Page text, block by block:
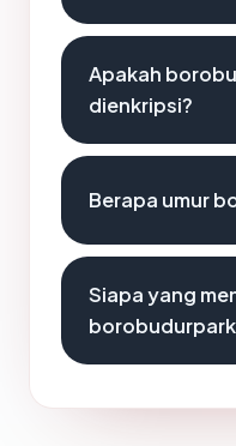
Apakah
dienkripsi?
Berapa umur
Siapa yang